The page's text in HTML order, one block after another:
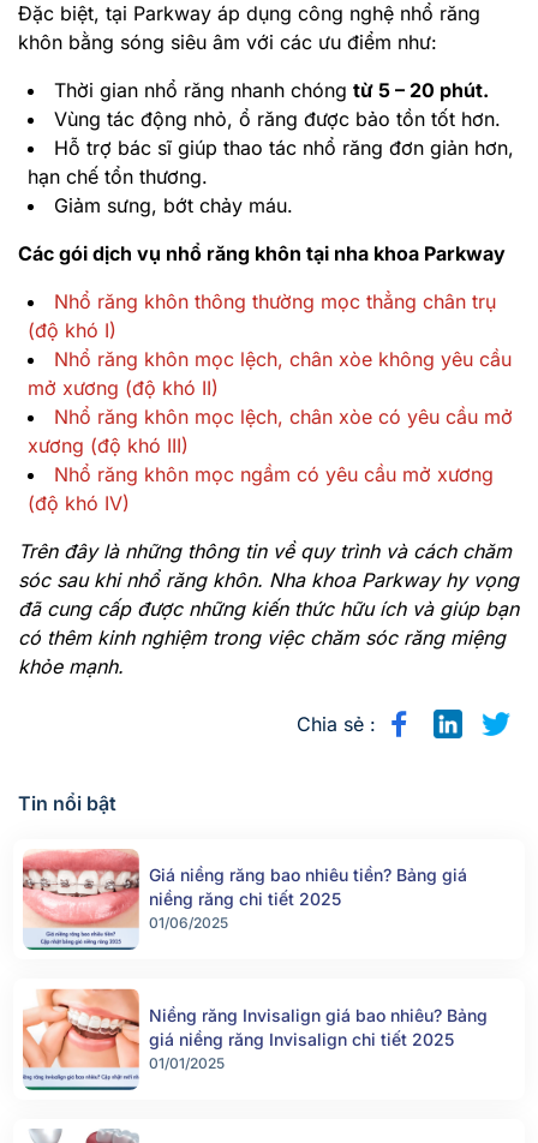
Đặc biệt, tại Parkway áp dụng công nghệ nhổ răng
khôn bằng sóng siêu âm với các ưu điểm như:
Thời gian nhổ răng nhanh chóng từ 5 – 20 phút.
Vùng tác động nhỏ, ổ răng được bảo tồn tốt hơn.
Hỗ trợ bác sĩ giúp thao tác nhổ răng đơn giản hơn,
hạn chế tổn thương.
Giảm sưng, bớt chảy máu.
Các gói dịch vụ nhổ răng khôn tại nha khoa Parkway
Nhổ răng khôn thông thường mọc thẳng chân trụ
(độ khó I)
Nhổ răng khôn mọc lệch, chân xòe không yêu cầu
mở xương (độ khó II)
Nhổ răng khôn mọc lệch, chân xòe có yêu cầu mở
xương (độ khó III)
Nhổ răng khôn mọc ngầm có yêu cầu mở xương
(độ khó IV)
Trên đây là những thông tin về quy trình và cách chăm
sóc sau khi nhổ răng khôn. Nha khoa Parkway hy vọng
đã cung cấp được những kiến thức hữu ích và giúp bạn
có thêm kinh nghiệm trong việc chăm sóc răng miệng
khỏe mạnh.
Chia sẻ :
Tin nổi bật
Giá niềng răng bao nhiêu tiền? Bảng giá
niềng răng chi tiết 2025
01/06/2025
Niềng răng Invisalign giá bao nhiêu? Bảng
giá niềng răng Invisalign chi tiết 2025
01/01/2025